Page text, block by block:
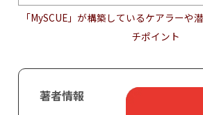
「MySCUE」が構築しているケアラーや
チポイント
著者情報